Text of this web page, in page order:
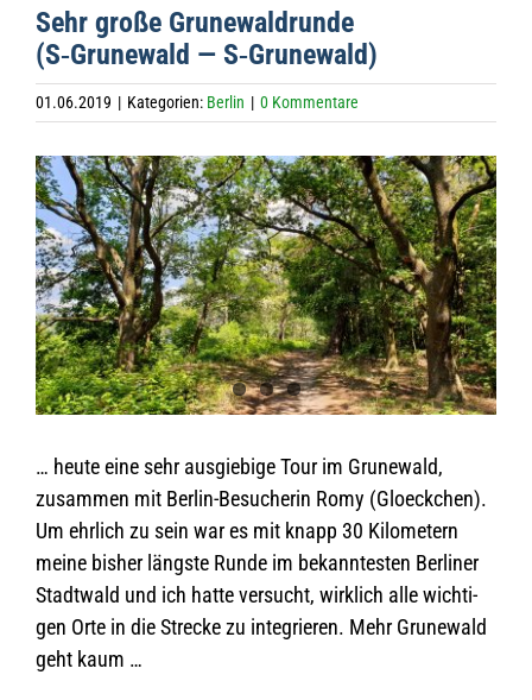
Sehr große Gru­ne­wald­runde
(S‑Grunewald — S‑Grunewald)
01.06.2019 | Kategorien: Berlin | 0 Kommentare
Zeige
grösseres
Bild
… heute eine sehr aus­gie­bige Tour im Gru­ne­wald,
zusam­men mit Ber­lin-Besu­che­rin Romy (Gloeck­chen).
Um ehr­lich zu sein war es mit knapp 30 Kilo­me­tern
meine bis­her längste Runde im bekann­tes­ten Ber­li­ner
Stadt­wald und ich hatte ver­sucht, wirk­lich alle wich­ti­
gen Orte in die Stre­cke zu inte­grie­ren. Mehr Gru­ne­wald
geht kaum …